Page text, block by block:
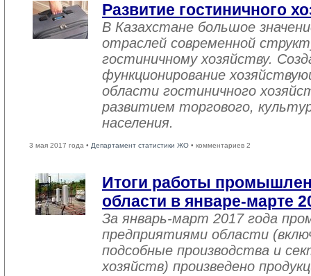
Развитие гостиничного
В Казахстане большое
отраслей современной
гостиничному хозяйству.
функционирование
области гостиничного
развитием торгового,
населения.
3 мая 2017 года • Департамент статистики ЖО • комментариев 2
Итоги работы
области в январе-марте
За январь-март 2017 года
предприятиями области
подсобные производства и
хозяйств) произведено